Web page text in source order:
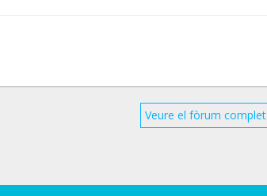
Veure el fòrum complet